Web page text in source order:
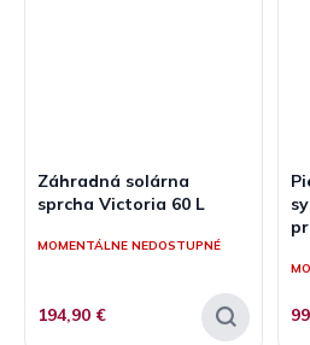
Záhradná solárna
sprcha Victoria 60 L
MOMENTÁLNE NEDOSTUPNÉ
194,90 €